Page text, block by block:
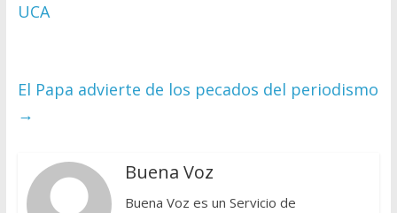
UCA
El Papa advierte de los pecados del periodismo
→
Buena Voz
Buena Voz es un Servicio de